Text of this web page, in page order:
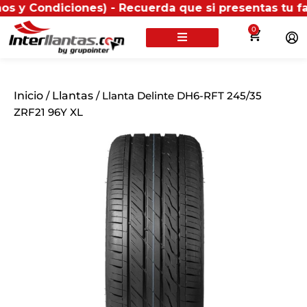
- Recuerda que si presentas tu
0
Inicio / Llantas / Llanta Delinte DH6-RFT 245/35
ZRF21 96Y XL